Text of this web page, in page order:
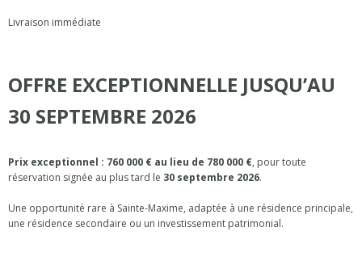
Livraison immédiate
OFFRE EXCEPTIONNELLE JUSQU’AU
30 SEPTEMBRE 2026
Prix exceptionnel : 760 000 € au lieu de 780 000 €, pour toute
réservation signée au plus tard le 30 septembre 2026.
Une opportunité rare à Sainte-Maxime, adaptée à une résidence principale,
une résidence secondaire ou un investissement patrimonial.